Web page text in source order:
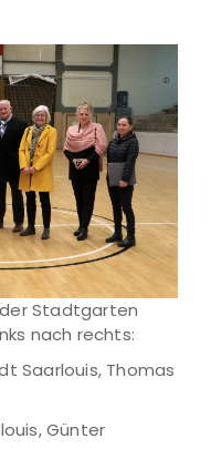
Stadtgarten
nach rechts:
Saarlouis, Thomas
Günter